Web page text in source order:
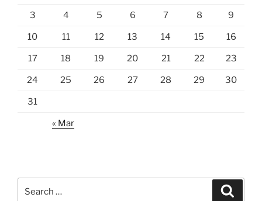
3 4 5 6 7 8 9
10 11 12 13 14 15 16
17 18 19 20 21 22 23
24 25 26 27 28 29 30
31
« Mar
for: